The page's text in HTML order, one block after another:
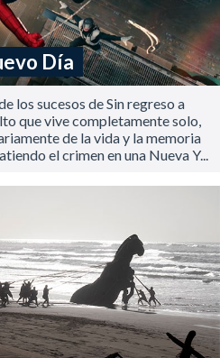
Día
los sucesos de Sin regreso a
que vive completamente solo,
de la vida y la memoria
el crimen en una Nueva Y...